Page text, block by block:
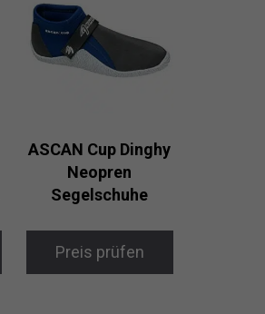
ASCAN Cup Dinghy
Neopren
Segelschuhe
Preis prüfen